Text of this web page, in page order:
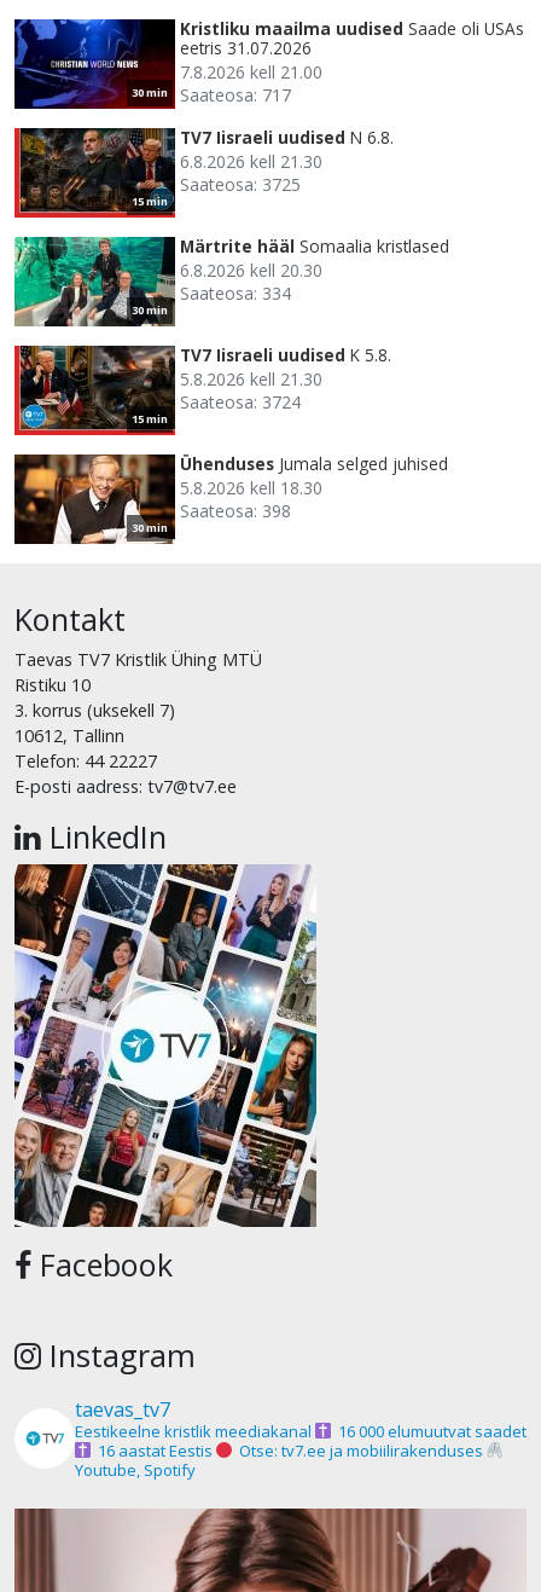
30 min
Kristliku maailma uudised Saade oli USAs
eetris 31.07.2026
7.8.2026 kell 21.00
Saateosa: 717
15 min
TV7 Iisraeli uudised N 6.8.
6.8.2026 kell 21.30
Saateosa: 3725
30 min
Märtrite hääl Somaalia kristlased
6.8.2026 kell 20.30
Saateosa: 334
15 min
TV7 Iisraeli uudised K 5.8.
5.8.2026 kell 21.30
Saateosa: 3724
30 min
Ühenduses Jumala selged juhised
5.8.2026 kell 18.30
Saateosa: 398
Kontakt
Taevas TV7 Kristlik Ühing MTÜ
Ristiku 10
3. korrus (uksekell 7)
10612, Tallinn
Telefon: 44 22227
E-posti aadress: tv7@tv7.ee
LinkedIn
Facebook
Instagram
taevas_tv7
Eestikeelne kristlik meediakanal
16 000 elumuutvat saadet
16 aastat Eestis
Otse: tv7.ee ja mobiilirakenduses
Youtube, Spotify